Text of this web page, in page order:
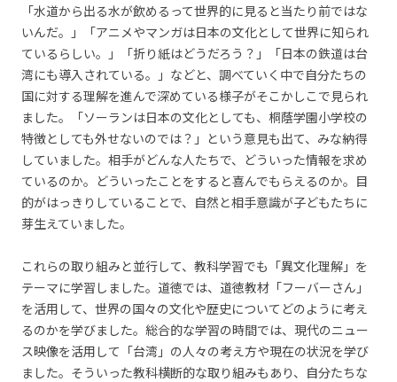
「水道から出る水が飲めるって世界的に見ると当たり前ではな
いんだ。」「アニメやマンガは日本の文化として世界に知られ
ているらしい。」「折り紙はどうだろう？」「日本の鉄道は台
湾にも導入されている。」などと、調べていく中で自分たちの
国に対する理解を進んで深めている様子がそこかしこで見られ
ました。「ソーランは日本の文化としても、桐蔭学園小学校の
特徴としても外せないのでは？」という意見も出て、みな納得
していました。相手がどんな人たちで、どういった情報を求め
ているのか。どういったことをすると喜んでもらえるのか。目
的がはっきりしていることで、自然と相手意識が子どもたちに
芽生えていました。
これらの取り組みと並行して、教科学習でも「異文化理解」を
テーマに学習しました。道徳では、道徳教材「フーバーさん」
を活用して、世界の国々の文化や歴史についてどのように考え
るのかを学びました。総合的な学習の時間では、現代のニュー
ス映像を活用して「台湾」の人々の考え方や現在の状況を学び
ました。そういった教科横断的な取り組みもあり、自分たちな